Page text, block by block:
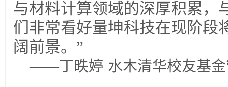
与材料计算领域的深厚积累，
们非常看好量坤科技在现阶段
阔前景。”
——丁昳婷 水木清华校友基